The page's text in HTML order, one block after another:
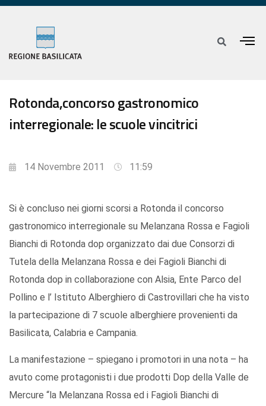
Rotonda,concorso gastronomico
interregionale: le scuole vincitrici
14 Novembre 2011 11:59
Si è concluso nei giorni scorsi a Rotonda il concorso
gastronomico interregionale su Melanzana Rossa e Fagioli
Bianchi di Rotonda dop organizzato dai due Consorzi di
Tutela della Melanzana Rossa e dei Fagioli Bianchi di
Rotonda dop in collaborazione con Alsia, Ente Parco del
Pollino e l’ Istituto Alberghiero di Castrovillari che ha visto
la partecipazione di 7 scuole alberghiere provenienti da
Basilicata, Calabria e Campania.
La manifestazione – spiegano i promotori in una nota – ha
avuto come protagonisti i due prodotti Dop della Valle de
Mercure “la Melanzana Rossa ed i Fagioli Bianchi di